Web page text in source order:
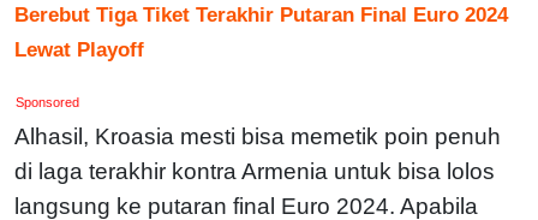
Berebut Tiga Tiket Terakhir Putaran Final Euro 2024
Lewat Playoff
Sponsored
Alhasil, Kroasia mesti bisa memetik poin penuh
di laga terakhir kontra Armenia untuk bisa lolos
langsung ke putaran final Euro 2024. Apabila